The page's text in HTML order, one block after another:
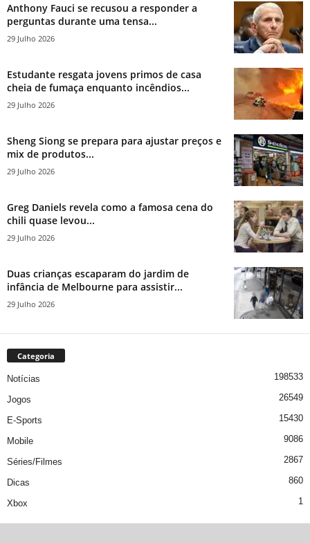
Anthony Fauci se recusou a responder a
perguntas durante uma tensa...
29 Julho 2026
Estudante resgata jovens primos de casa
cheia de fumaça enquanto incêndios...
29 Julho 2026
Sheng Siong se prepara para ajustar preços e
mix de produtos...
29 Julho 2026
Greg Daniels revela como a famosa cena do
chili quase levou...
29 Julho 2026
Duas crianças escaparam do jardim de
infância de Melbourne para assistir...
29 Julho 2026
Categoria
Notícias 198533
Jogos 26549
E-Sports 15430
Mobile 9086
Séries/Filmes 2867
Dicas 860
Xbox 1